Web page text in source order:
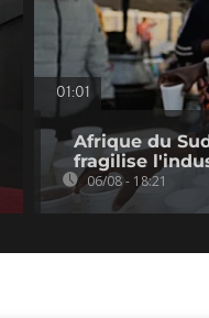
01:01
Afrique du
fragilise
06/08 - 18:21